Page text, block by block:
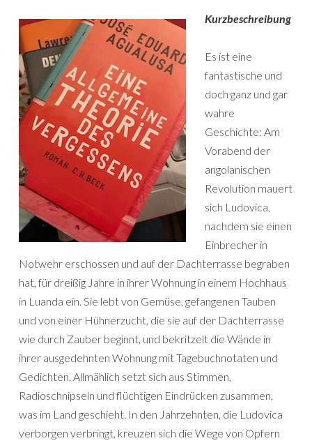
Kurzbeschreibung
Es ist eine
fantastische und
doch ganz und gar
wahre
Geschichte: Am
Vorabend der
angolanischen
Revolution mauert
sich Ludovica,
nachdem sie einen
Einbrecher in
Notwehr erschossen und auf der Dachterrasse begraben
hat, für dreißig Jahre in ihrer Wohnung in einem Hochhaus
in Luanda ein. Sie lebt von Gemüse, gefangenen Tauben
und von einer Hühnerzucht, die sie auf der Dachterrasse
wie durch Zauber beginnt, und bekritzelt die Wände in
ihrer ausgedehnten Wohnung mit Tagebuchnotaten und
Gedichten. Allmählich setzt sich aus Stimmen,
Radioschnipseln und flüchtigen Eindrücken zusammen,
was im Land geschieht. In den Jahrzehnten, die Ludovica
verborgen verbringt, kreuzen sich die Wege von Opfern